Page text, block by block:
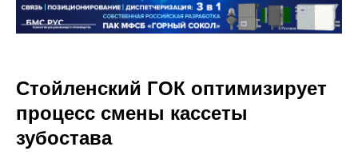
Стойленский ГОК оптимизирует
процесс смены кассеты
зубостава